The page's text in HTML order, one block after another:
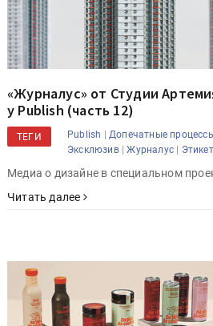
«Журналус» от Студии
у Publish (часть 12)
ТЕГИ Publish |Допечатные
Эксклюзив|Журналус |
Медиа о дизайне в специальном
Читать далее